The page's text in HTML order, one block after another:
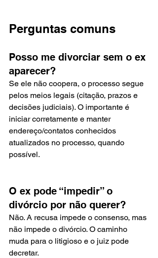
Perguntas comuns
Posso me divorciar sem o ex
aparecer?
Se ele não coopera, o processo segue
pelos meios legais (citação, prazos e
decisões judiciais). O importante é
iniciar corretamente e manter
endereço/contatos conhecidos
atualizados no processo, quando
possível.
O ex pode “impedir” o
divórcio por não querer?
Não. A recusa impede o consenso, mas
não impede o divórcio. O caminho
muda para o litigioso e o juiz pode
decretar.